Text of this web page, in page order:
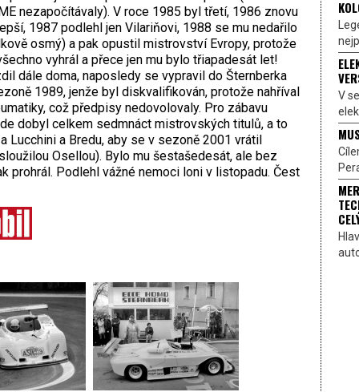
nezapočítávaly). V roce 1985 byl třetí, 1986 znovu
1987 podlehl jen Vilariňovi, 1988 se mu nedařilo
osmý) a pak opustil mistrovství Evropy, protože
vyhrál a přece jen mu bylo třiapadesát let!
dále doma, naposledy se vypravil do Šternberka
1989, jenže byl diskvalifikován, protože nahříval
což předpisy nedovolovaly. Pro zábavu
dobyl celkem sedmnáct mistrovských titulů, a to
Lucchini a Bredu, aby se v sezoně 2001 vrátil
Osellou). Bylo mu šestašedesát, ale bez
prohrál. Podlehl vážné nemoci loni v listopadu. Čest
V